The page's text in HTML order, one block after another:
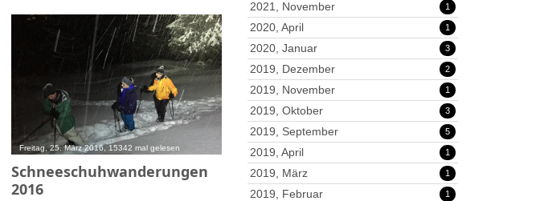
Freitag, 25. März 2016, 15342 mal gelesen
Schneeschuhwanderungen
2016
2021, November 1
2020, April 1
2020, Januar 3
2019, Dezember 2
2019, November 1
2019, Oktober 3
2019, September 5
2019, April 1
2019, März 1
2019, Februar 1